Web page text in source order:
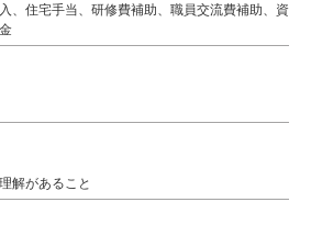
、住宅手当、研修費補助、職員交流費補助、資
解があること